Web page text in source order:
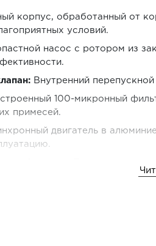
корпус, обработанный от
условий.
насос с ротором из
Внутренний
100-микронный
примесей.
двигатель в